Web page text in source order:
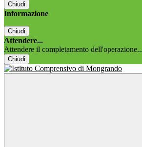
Chiudi
Informazione
Chiudi
Attendere...
Attendere il completamento dell'operazione...
Chiudi